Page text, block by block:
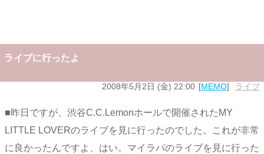
ライブに行ったよ
2008年5月2日 (金) 22:00 MEMO ライブ
■昨日ですが、渋谷C.C.Lemonホールで開催されたMY
LITTLE LOVERのライブを見に行ったのでした。これが非常
に良かったんですよ、はい。マイラバのライブを見に行った